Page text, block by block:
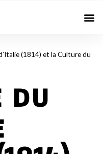
(1814) et la Culture du
du